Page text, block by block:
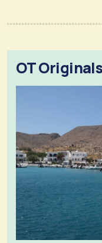
OT Originals